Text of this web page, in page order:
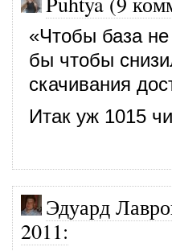
«Чтобы база
бы чтобы
скачивания
Итак уж 1015
Эдуард
2011: